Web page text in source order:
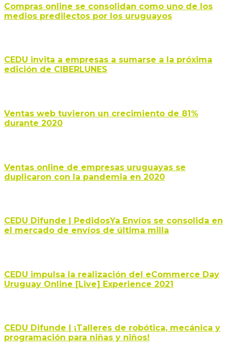
Compras online se consolidan como uno de los
medios predilectos por los uruguayos
CEDU invita a empresas a sumarse a la próxima
edición de CIBERLUNES
Ventas web tuvieron un crecimiento de 81%
durante 2020
Ventas online de empresas uruguayas se
duplicaron con la pandemia en 2020
CEDU Difunde | PedidosYa Envíos se consolida en
el mercado de envíos de última milla
CEDU impulsa la realización del eCommerce Day
Uruguay Online [Live] Experience 2021
CEDU Difunde | ¡Talleres de robótica, mecánica y
programación para niñas y niños!